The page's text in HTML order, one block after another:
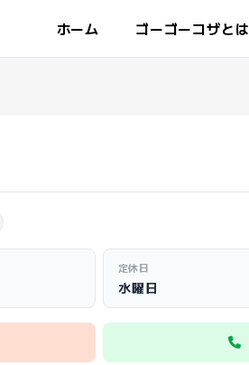
ホーム ゴーゴーコザとは
定休日
水曜日